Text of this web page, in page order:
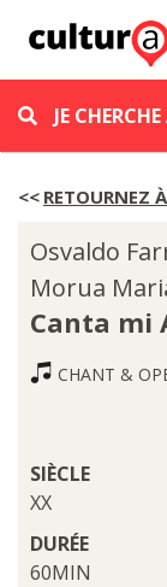
JE
RETOURNEZ
Osvaldo
Morua
Canta mi
CHANT &
SIÈCLE
XX
DURÉE
60MIN